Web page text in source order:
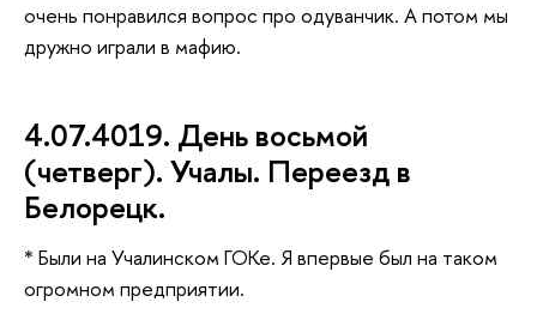
очень понравился вопрос про одуванчик. А потом мы
дружно играли в мафию.
4.07.4019. День восьмой
(четверг). Учалы. Переезд в
Белорецк.
* Были на Учалинском ГОКе. Я впервые был на таком
огромном предприятии.